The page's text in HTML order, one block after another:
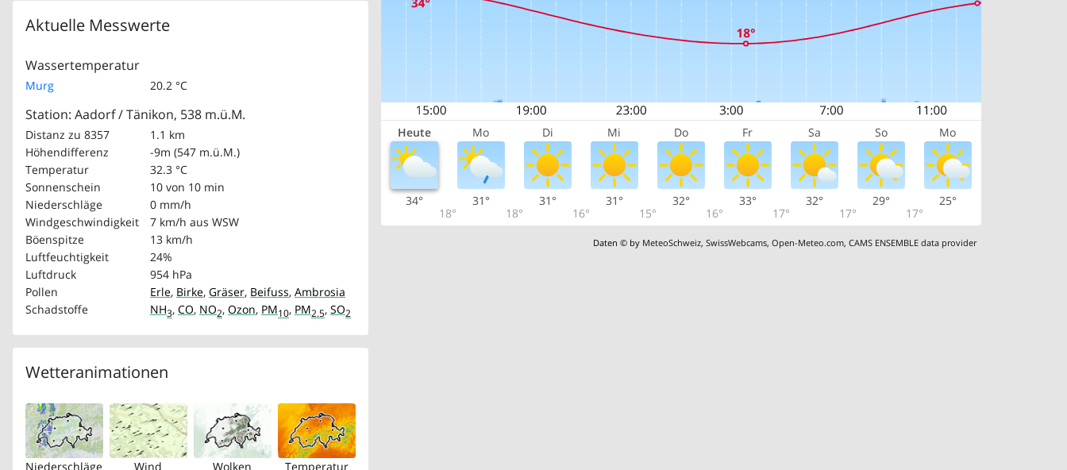
Aktuelle Messwerte
Wassertemperatur
Murg 20.2 °C
Station: Aadorf / Tänikon, 538 m.ü.M.
Distanz zu 8357
1.1 km
Höhendifferenz
-9m (547 m.ü.M.)
Temperatur
32.3 °C
Sonnenschein
10 von 10 min
Niederschläge
0 mm/h
Windgeschwindigkeit
7 km/h aus WSW
Böenspitze
13 km/h
Luftfeuchtigkeit
24%
Luftdruck
954 hPa
Pollen
Erle, Birke, Gräser, Beifuss, Ambrosia
Schadstoffe
NH3, CO, NO2, Ozon, PM10, PM2.5, SO2
Wetteranimationen
Niederschläge Wind Wolken Temperatur
Heute Mo Di Mi Do Fr Sa So Mo
34°
18°
31°
18°
31°
16°
31°
15°
32°
16°
33°
17°
32°
17°
29°
17°
25°
Daten © by MeteoSchweiz,SwissWebcams,Open-Meteo.com,CAMS ENSEMBLE data provider